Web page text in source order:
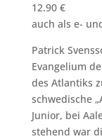
12.90 €
auch als e-
Patrick
Evangelium
des Atlantiks
schwedische
Junior, bei
stehend war